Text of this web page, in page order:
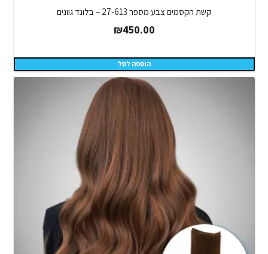
קשת הקסמים צבע מספר 27-613 – בלונד גוונים
₪450.00
הוספה לסל